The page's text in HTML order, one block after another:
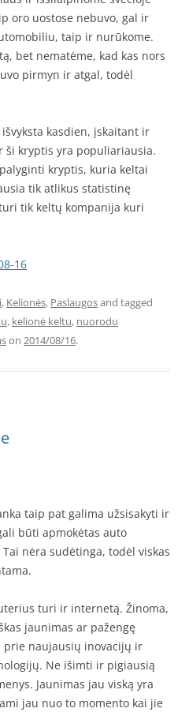
oro uostose nebuvo, gal ir
taip ir nurūkome.
bet nematėme, kad kas nors
pirmyn ir atgal, todėl
kasdien, įskaitant ir
ši kryptis yra populiariausia.
kryptis, kuria keltai
tik atlikus statistinę
tik keltų kompanija kuri
16
, Kelionės, Paslaugosand tagged
, kelionė keltu, nuorodu
on 2014/08/16.
taip pat galima užsisakyti ir
būti apmokėtas auto
nėra sudėtinga, todėl viskas
turi ir internetą. Žinoma,
jaunimas ar pažengę
naujausių inovacijų ir
Ne išimti ir pigiausią
Jaunimas jau viską yra
jau nuo to momento kai jie